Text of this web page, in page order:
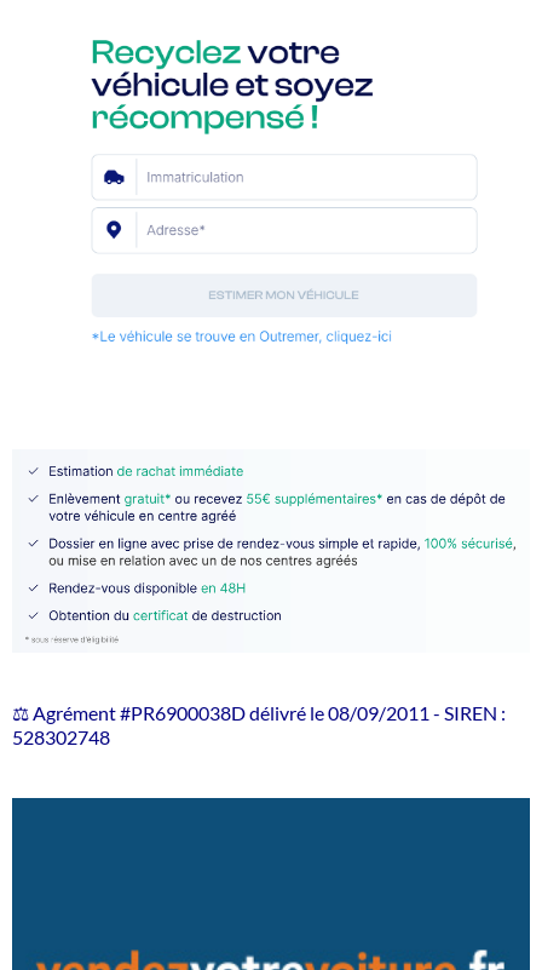
⚖️ Agrément #PR6900038D délivré le 08/09/2011 - SIREN :
528302748